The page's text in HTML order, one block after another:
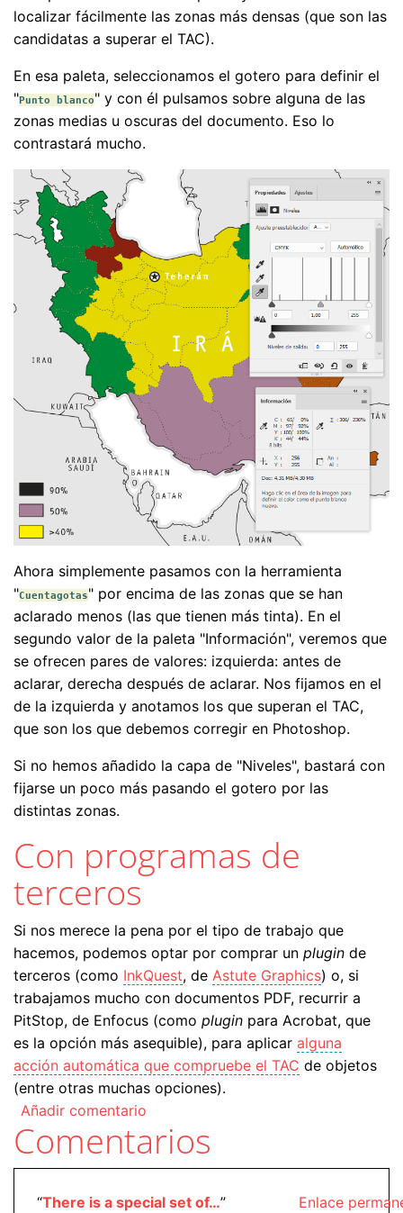
localizar fácilmente las zonas más densas (que son las
candidatas a superar el TAC).
En esa paleta, seleccionamos el gotero para definir el
"Punto blanco" y con él pulsamos sobre alguna de las
zonas medias u oscuras del documento. Eso lo
contrastará mucho.
Ahora simplemente pasamos con la herramienta
"Cuentagotas" por encima de las zonas que se han
aclarado menos (las que tienen más tinta). En el
segundo valor de la paleta "Información", veremos que
se ofrecen pares de valores: izquierda: antes de
aclarar, derecha después de aclarar. Nos fijamos en el
de la izquierda y anotamos los que superan el TAC,
que son los que debemos corregir en Photoshop.
Si no hemos añadido la capa de "Niveles", bastará con
fijarse un poco más pasando el gotero por las
distintas zonas.
Con programas de
terceros
Si nos merece la pena por el tipo de trabajo que
hacemos, podemos optar por comprar un plugin de
terceros (como InkQuest, de Astute Graphics) o, si
trabajamos mucho con documentos PDF, recurrir a
PitStop, de Enfocus (como plugin para Acrobat, que
es la opción más asequible), para aplicar alguna
acción automática que compruebe el TAC de objetos
(entre otras muchas opciones).
Añadir comentario
Comentarios
Enlace
“There is a special set of…”